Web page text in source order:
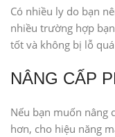
Có nhiều ly do bạn
nhiều trường hợp
tốt và không bị lỗ
NÂNG CẤP
Nếu bạn muốn nâng
hơn, cho hiệu năng